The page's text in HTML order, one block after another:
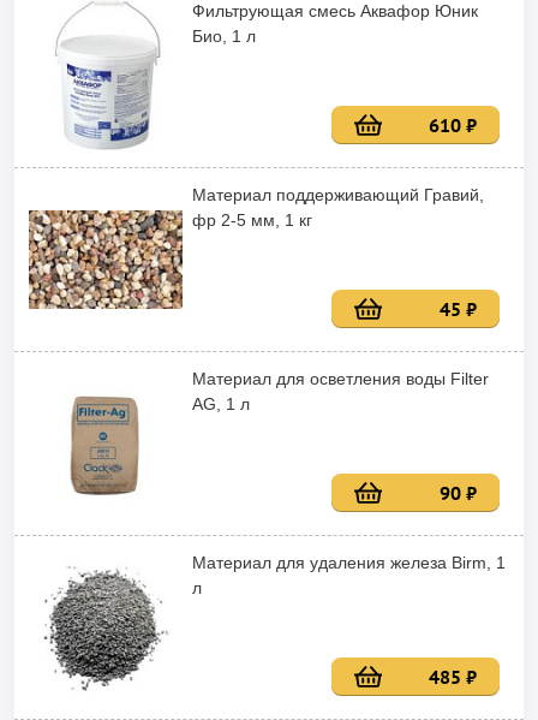
Фильтрующая смесь Аквафор Юник
Био, 1 л
610 ₽
Материал поддерживающий Гравий,
фр 2-5 мм, 1 кг
45 ₽
Материал для осветления воды Filter
AG, 1 л
90 ₽
Материал для удаления железа Birm, 1
л
485 ₽